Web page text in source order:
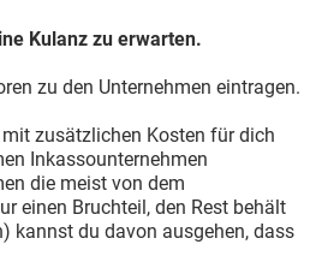
Kulanz zu erwarten.
zu den Unternehmen eintragen.
zusätzlichen Kosten für dich
Inkassounternehmen
die meist von dem
einen Bruchteil, den Rest behält
kannst du davon ausgehen, dass